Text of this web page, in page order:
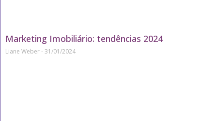
Marketing Imobiliário: tendências 2024
Liane Weber 31/01/2024